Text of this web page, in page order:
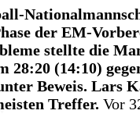
der EM-
stellte die
28:20 (14:10)
Beweis. Lars
Treffer. Vor